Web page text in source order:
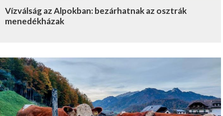
Vízválság az Alpokban: bezárhatnak az osztrák
menedékházak